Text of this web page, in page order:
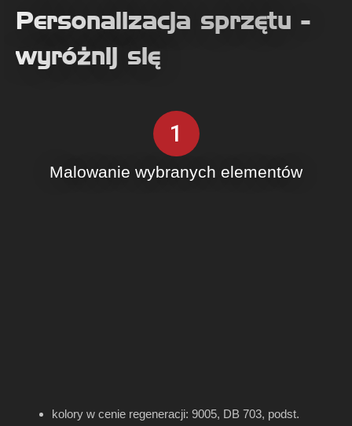
Personalizacja sprzętu -
wyróżnij się
1
Malowanie wybranych elementów
kolory w cenie regeneracji: 9005, DB 703, podst.